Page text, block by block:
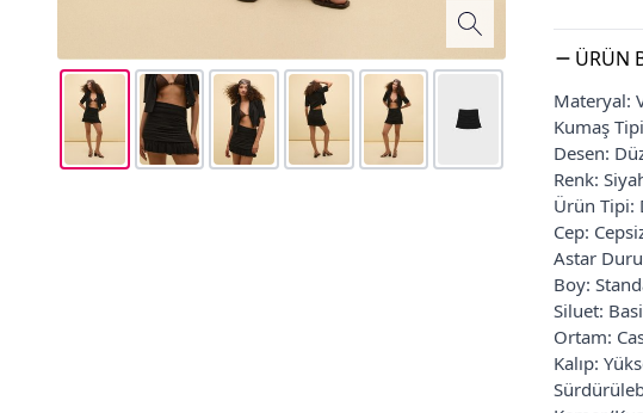
ÜRÜN
Materyal:
Kumaş
Desen:
Renk:
Ürün Tipi:
Cep:
Astar
Boy:
Siluet:
Ortam:
Kalıp: